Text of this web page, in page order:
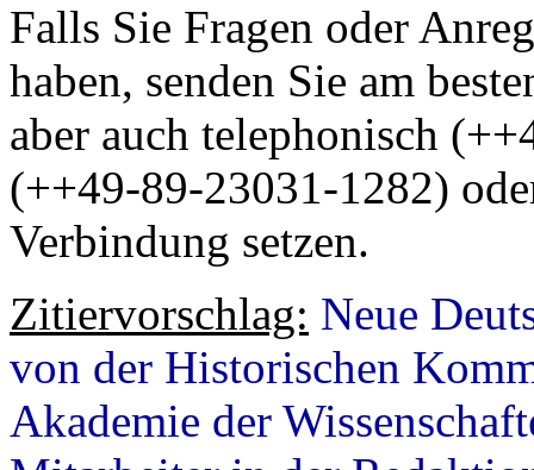
Falls Sie Fragen oder
haben, senden Sie am
aber auch telephonisch
(++49-89-23031-1282)
Verbindung setzen.
Zitiervorschlag: Neue
von der Historischen
Akademie der